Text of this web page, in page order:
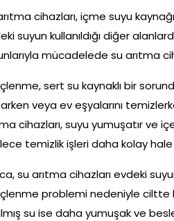
cihazları, içme suyu
suyun kullanıldığı diğer
mücadelede su arıtma
sert su kaynaklı bir
veya ev eşyalarını
cihazları, suyu yumuşatır ve
temizlik işleri daha kolay
su arıtma cihazları evdeki
problemi nedeniyle ciltte
su ise daha yumuşak ve